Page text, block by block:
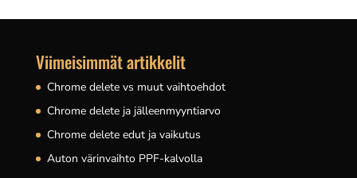
Viimeisimmät artikkelit
Chrome delete vs muut vaihtoehdot
Chrome delete ja jälleenmyyntiarvo
Chrome delete edut ja vaikutus
Auton värinvaihto PPF-kalvolla